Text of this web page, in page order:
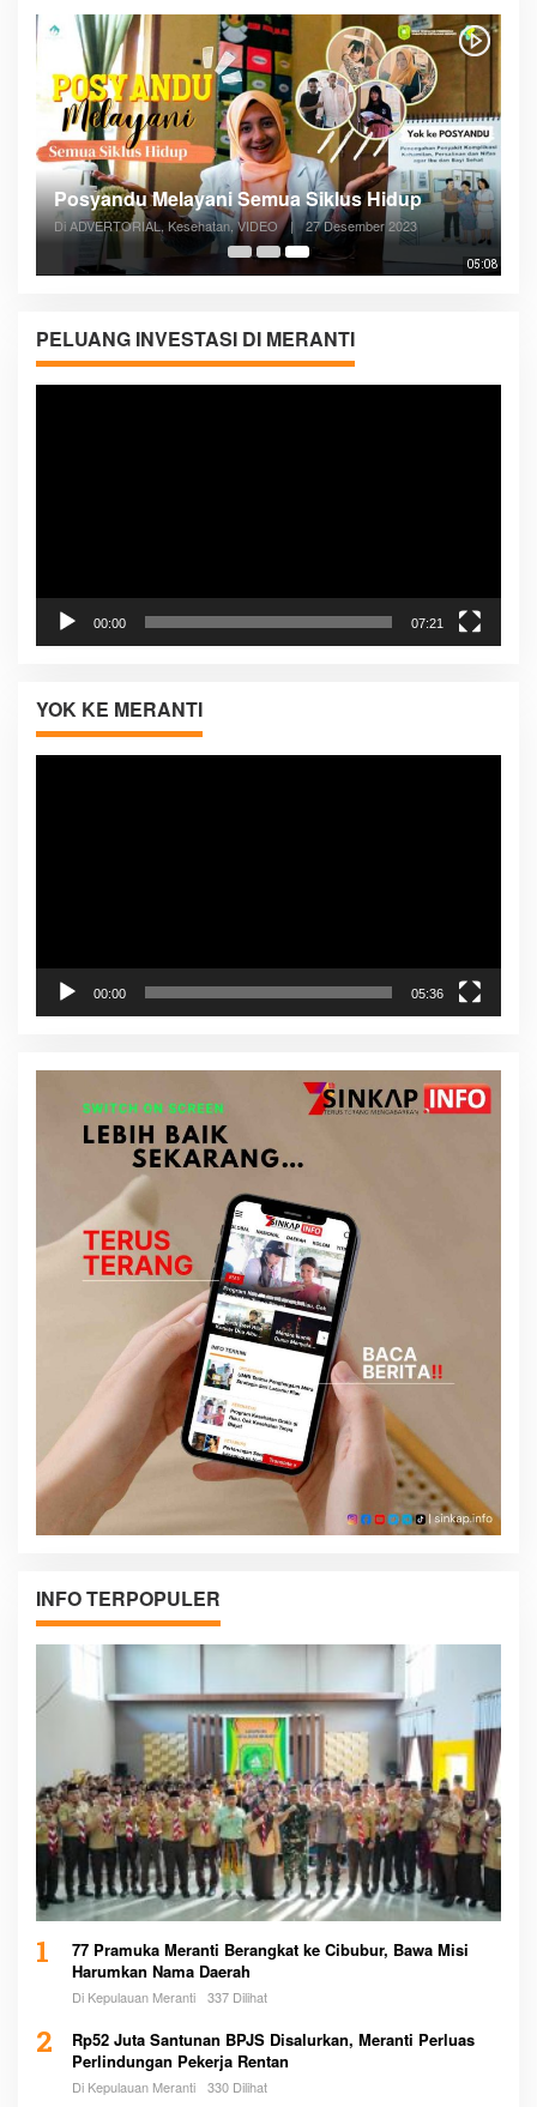
05:08
Posyandu Melayani Semua Siklus Hidup
Di ADVERTORIAL, Kesehatan, VIDEO | 27 Desember 2023
PELUANG INVESTASI DI MERANTI
00:00 07:21
YOK KE MERANTI
00:00 05:36
INFO TERPOPULER
1
77 Pramuka Meranti Berangkat ke Cibubur, Bawa Misi
Harumkan Nama Daerah
Di Kepulauan Meranti 337 Dilihat
2
Rp52 Juta Santunan BPJS Disalurkan, Meranti Perluas
Perlindungan Pekerja Rentan
Di Kepulauan Meranti 330 Dilihat